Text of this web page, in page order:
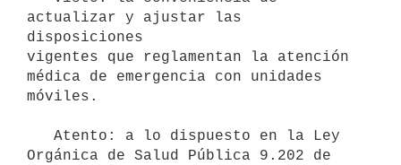
actualizar y ajustar las
disposiciones
vigentes que reglamentan la atención
médica de emergencia con unidades
móviles.
Orgánica de Salud Pública 9.202 de